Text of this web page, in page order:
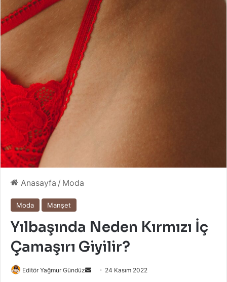
Anasayfa / Moda
Moda Manşet
Yılbaşında Neden Kırmızı İç
Çamaşırı Giyilir?
Editör Yağmur Gündüz
Bir
24 Kasım 2022